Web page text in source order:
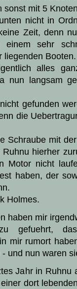
sonst mit 5
nicht in
Zeit, denn
sehr
liegenden Booten.
alles
nun langsam
gefunden
die
Schraube mit
hierher
Motor nicht
haben, der
Holmes.
haben mir
gefuehrt,
mir rumort
und nun waren
Jahr in Ruhnu
dort